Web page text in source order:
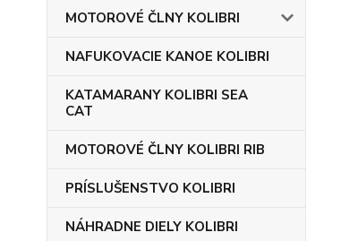
MOTOROVÉ ČLNY KOLIBRI
NAFUKOVACIE KANOE KOLIBRI
KATAMARANY KOLIBRI SEA
CAT
MOTOROVÉ ČLNY KOLIBRI RIB
PRÍSLUŠENSTVO KOLIBRI
NÁHRADNE DIELY KOLIBRI